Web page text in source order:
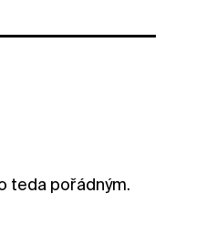
teda pořádným.